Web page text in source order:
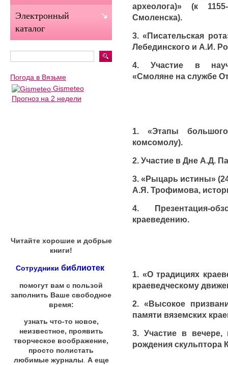
археолога)» (к
Смоленска).
3. «Писательская
Лебединского и А.И.
4. Участие в
«Смоляне на службе
1. «Этапы
комсомолу).
2. Участие в Дне А.Д.
3. «Рыцарь истины»
А.Я. Трофимова,
4. Презентация-
краеведению.
1. «О традициях
краеведческому
2. «Высокое
памяти вяземских
3. Участие в
рождения скульптора
Электронный
каталог
Погода в Вязьме
Gismeteo
Прогноз на 2 недели
Читайте хорошие и добрые
книги!
Сотрудники библиотек
помогут вам с пользой
заполнить Ваше свободное
время:
узнать что-то новое,
неизвестное, проявить
творческое воображение,
просто полистать
любимые журналы А еще